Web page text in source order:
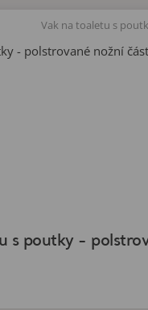
s poutky -